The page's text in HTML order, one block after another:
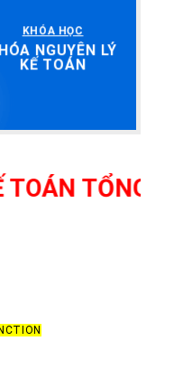
KHÓA HỌC
NGUYÊN LÝ
KẾ TOÁN
HỢP,